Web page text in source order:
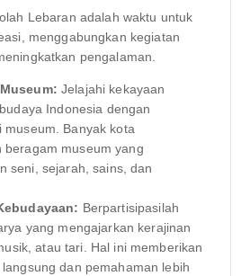
Lebaran adalah waktu untuk
menggabungkan kegiatan
pengalaman.
Jelajahi kekayaan
Indonesia dengan
museum. Banyak kota
beragam museum yang
seni, sejarah, sains, dan
Berpartisipasilah
yang mengajarkan kerajinan
atau tari. Hal ini memberikan
dan pemahaman lebih